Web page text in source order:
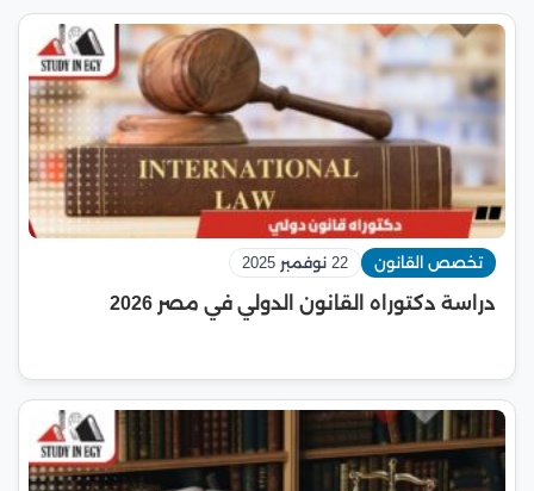
تخصص القانون 22 نوفمبر 2025
دراسة دكتوراه القانون الدولي في مصر 2026